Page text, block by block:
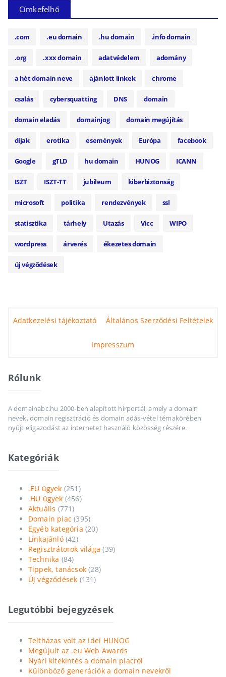
Címkefelhő
.com .eu domain .hu domain .info domain
.org .xxx domain adatvédelem adomány
a hét domain neve ajánlott linkek chrome
csalás cybersquatting DNS domain
domain eladás domainjog domain megújítás
díjak erotika események Európa facebook
Google gTLD hu domain HUNOG ICANN
ISZT ISZT-TT jubileum kiberbiztonság
microsoft politika rendezvények ssl
statisztika tárhely Utazás Vicc WIPO
wordpress árverés ékezetes domain
új végződések
Adatkezelési tájékoztató Általános Szerződési Feltételek
Impresszum
Rólunk
A domainabc.hu 2000-ben alapított hírportál, amely a domain
nevek, domain regisztráció és domain adás-vétel témakörében
nyújt eligazodást az internetet használó közösség részére.
Kategóriák
.EU ügyek (251)
.HU ügyek (456)
Aktuális (771)
Domain piac (395)
Egyéb kategória (20)
Linkajánló(42)
Regisztrátorok világa (39)
Technika (84)
Tippek, tanácsok (28)
Új végződések (131)
Legutóbbi bejegyzések
Teltházas volt az idei HUNOG
Megújult az .eu Web Awards
Nyári kitekintés a domain piacról
Különböző generációk a domain nevekről